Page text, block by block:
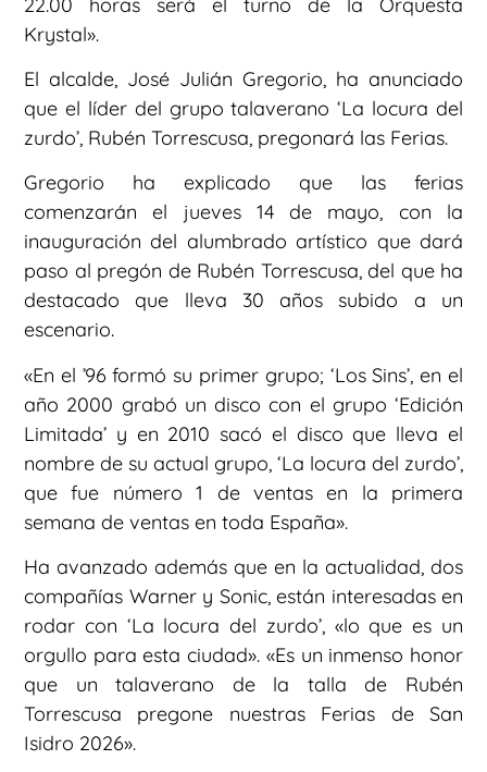
Krystal».
El alcalde, José Julián Gregorio, ha anunciado
que el líder del grupo talaverano ‘La locura del
zurdo’, Rubén Torrescusa, pregonará las Ferias.
Gregorio ha explicado que las ferias
comenzarán el jueves 14 de mayo, con la
inauguración del alumbrado artístico que dará
paso al pregón de Rubén Torrescusa, del que ha
destacado que lleva 30 años subido a un
escenario.
«En el ’96 formó su primer grupo; ‘Los Sins’, en el
año 2000 grabó un disco con el grupo ‘Edición
Limitada’ y en 2010 sacó el disco que lleva el
nombre de su actual grupo, ‘La locura del zurdo’,
que fue número 1 de ventas en la primera
semana de ventas en toda España».
Ha avanzado además que en la actualidad, dos
compañías Warner y Sonic, están interesadas en
rodar con ‘La locura del zurdo’, «lo que es un
orgullo para esta ciudad». «Es un inmenso honor
que un talaverano de la talla de Rubén
Torrescusa pregone nuestras Ferias de San
Isidro 2026».